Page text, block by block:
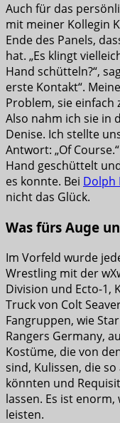
Auch für das
mit meiner Kollegin
Ende des Panels,
hat. „Es klingt
Hand schütteln?“,
erste Kontakt“.
Problem, sie einfach
Also nahm ich sie in
Denise. Ich stellte
Antwort: „Of
Hand geschüttelt
es konnte. Bei Dolph
nicht das Glück.
Was fürs Auge
Im Vorfeld wurde
Wrestling mit der
Division und Ecto-1,
Truck von Colt
Fangruppen, wie
Rangers Germany,
Kostüme, die von
sind, Kulissen, die
könnten und
lassen. Es ist
leisten.